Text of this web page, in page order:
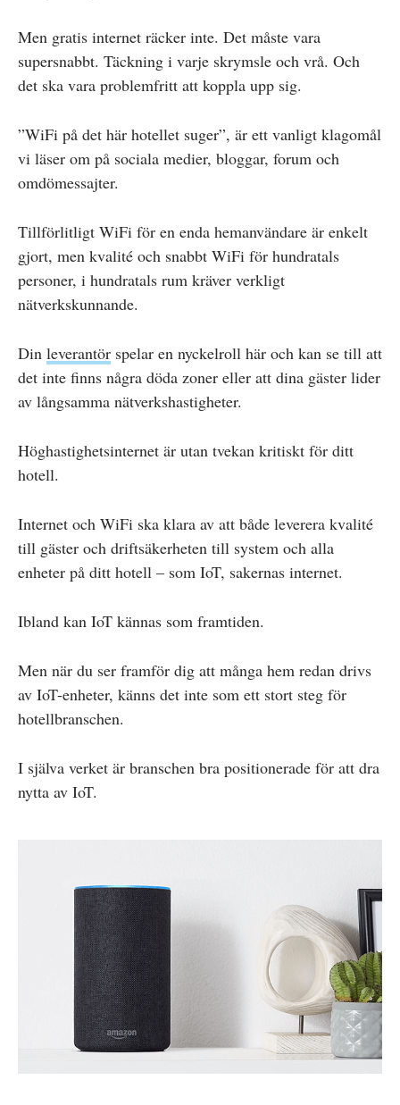
Men gratis internet räcker inte. Det måste vara
supersnabbt. Täckning i varje skrymsle och vrå. Och
det ska vara problemfritt att koppla upp sig.
”WiFi på det här hotellet suger”, är ett vanligt klagomål
vi läser om på sociala medier, bloggar, forum och
omdömessajter.
Tillförlitligt WiFi för en enda hemanvändare är enkelt
gjort, men kvalité och snabbt WiFi för hundratals
personer, i hundratals rum kräver verkligt
nätverkskunnande.
Din leverantör spelar en nyckelroll här och kan se till att
det inte finns några döda zoner eller att dina gäster lider
av långsamma nätverkshastigheter.
Höghastighetsinternet är utan tvekan kritiskt för ditt
hotell.
Internet och WiFi ska klara av att både leverera kvalité
till gäster och driftsäkerheten till system och alla
enheter på ditt hotell – som IoT, sakernas internet.
Ibland kan IoT kännas som framtiden.
Men när du ser framför dig att många hem redan drivs
av IoT-enheter, känns det inte som ett stort steg för
hotellbranschen.
I själva verket är branschen bra positionerade för att dra
nytta av IoT.